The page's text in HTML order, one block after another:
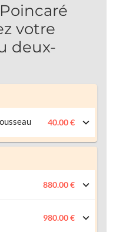
votre
deux-
40.00 €
880.00 €
980.00 €